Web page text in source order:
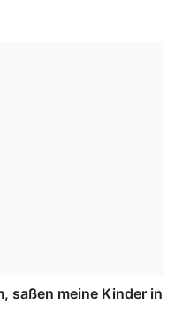
saßen meine Kinder in